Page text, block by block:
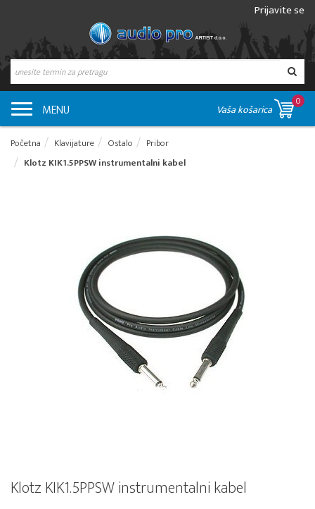
Prijavite se
MENU Vaša košarica
0
Početna Klavijature Ostalo
Pribor
Klotz KIK1.5PPSW instrumentalni kabel
Klotz KIK1.5PPSW instrumentalni kabel